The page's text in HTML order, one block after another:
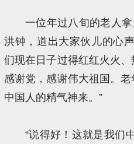
一位年过八旬的老人
洪钟，道出大家伙儿的心
们现在日子过得红红火火、
感谢党，感谢伟大祖国。
中国人的精气神来。”
“说得好！这就是我们